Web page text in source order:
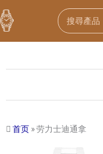
跳
至
内
Search
for:
首页 »劳力士迪通拿